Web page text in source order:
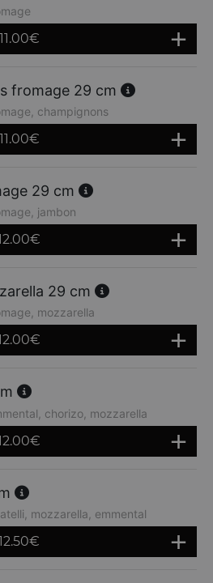
11.00€
fromage 29 cm
champignons
11.00€
29 cm
jambon
€
29 cm
mozzarella
€
chorizo, mozzarella
€
mozzarella, emmental
€